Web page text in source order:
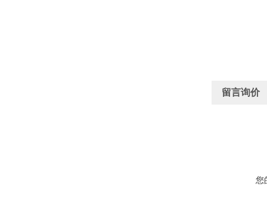
留言询价
您